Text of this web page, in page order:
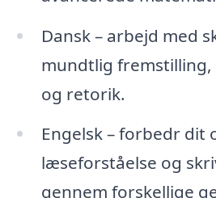
Dansk – arbejd med
mundtlig
og retorik.
Engelsk – forbedr dit
læseforståelse og
gennem forskellige